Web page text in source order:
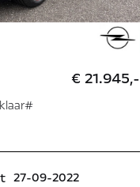
€ 21.945,-
27-09-2022